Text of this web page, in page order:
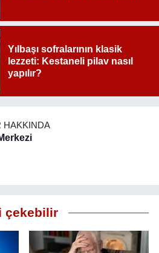
Yılbaşı sofralarının klasik
lezzeti: Kestaneli pilav nasıl
yapılır?
HAKKINDA
çekebilir